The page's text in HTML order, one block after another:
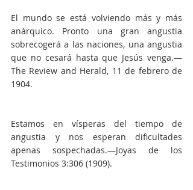
El mundo se está volviendo más y más
anárquico. Pronto una gran angustia
sobrecogerá a las naciones, una angustia
que no cesará hasta que Jesús venga.—
The Review and Herald, 11 de febrero de
1904.
Estamos en vísperas del tiempo de
angustia y nos esperan dificultades
apenas sospechadas.—Joyas de los
Testimonios 3:306 (1909).